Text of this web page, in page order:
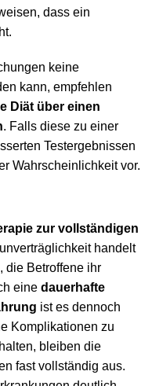
dass ein
keine
kann, empfehlen
Diät über einen
. Falls diese zu einer
Testergebnissen
Wahrscheinlichkeit vor.
zur vollständigen
handelt
die Betroffene ihr
eine dauerhafte
ist es dennoch
Komplikationen zu
bleiben die
fast vollständig aus.